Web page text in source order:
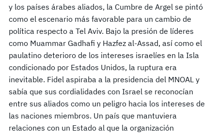
y los países árabes aliados, la Cumbre de Argel se pintó
como el escenario más favorable para un cambio de
política respecto a Tel Aviv. Bajo la presión de líderes
como Muammar Gadhafi y Hazfez al-Assad, así como el
paulatino deterioro de los intereses israelíes en la Isla
condicionado por Estados Unidos, la ruptura era
inevitable. Fidel aspiraba a la presidencia del MNOAL y
sabía que sus cordialidades con Israel se reconocían
entre sus aliados como un peligro hacia los intereses de
las naciones miembros. Un país que mantuviera
relaciones con un Estado al que la organización